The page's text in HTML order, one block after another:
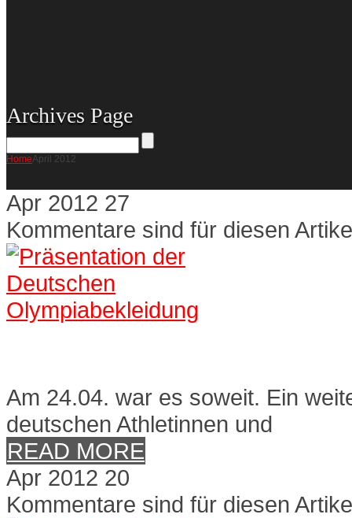
Archives Page
HomeApril 2012
Apr 2012 27
Kommentare sind für diesen
Am 24.04. war es soweit. Ein
deutschen Athletinnen und
READ MORE
Apr 2012 20
Kommentare sind für diesen